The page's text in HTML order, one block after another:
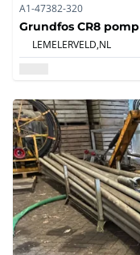
A1-47382-320
Grundfos CR8 pomp
LEMELERVELD,NL